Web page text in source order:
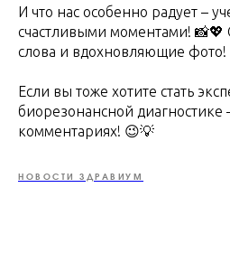
И что нас особенно радует –
счастливыми моментами! 📸💖
слова и вдохновляющие фото!
Если вы тоже хотите стать
биорезонансной
комментариях! 😉💡
НОВОСТИ ЗДРАВИУМ